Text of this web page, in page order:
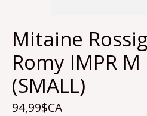
Mitaine
Romy IMPR M
(SMALL)
94,99$CA